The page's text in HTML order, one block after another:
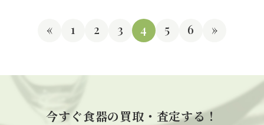
« 1 2 3 4 5 6 »
今すぐ食器の買取・査定する！